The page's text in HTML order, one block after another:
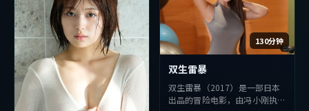
130分钟
双生雷暴
双生雷暴（2017）是一部日本
出品的冒险电影，由冯小刚执